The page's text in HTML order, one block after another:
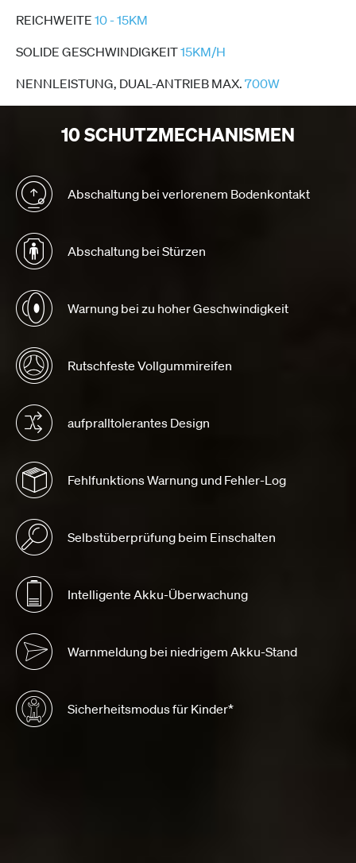
REICHWEITE 10 - 15KM
SOLIDE GESCHWINDIGKEIT15KM/H
NENNLEISTUNG, DUAL-ANTRIEB MAX. 700W
10 SCHUTZMECHANISMEN
Abschaltung bei verlorenem Bodenkontakt
Abschaltung bei Stürzen
Warnung bei zu hoher Geschwindigkeit
Rutschfeste Vollgummireifen
aufpralltolerantes Design
Fehlfunktions Warnung und Fehler-Log
Selbstüberprüfung beim Einschalten
Intelligente Akku-Überwachung
Warnmeldung bei niedrigem Akku-Stand
Sicherheitsmodus für Kinder*